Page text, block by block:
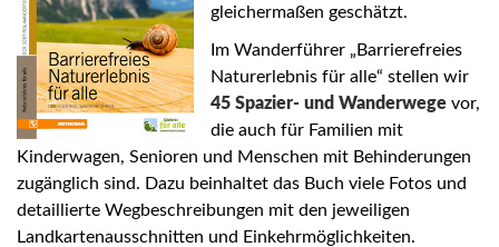
gleichermaßen geschätzt.
Im Wanderführer „Barrierefreies
Naturerlebnis für alle“ stellen wir
45 Spazier- und Wanderwege vor,
die auch für Familien mit
Kinderwagen, Senioren und Menschen mit Behinderungen
zugänglich sind. Dazu beinhaltet das Buch viele Fotos und
detaillierte Wegbeschreibungen mit den jeweiligen
Landkartenausschnitten und Einkehrmöglichkeiten.